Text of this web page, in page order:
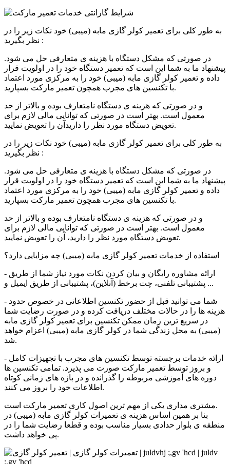
به طور کلی برای تعمیر کولر گازی مابه (میبی) خود نکات زیر را در
نظر بگیرید :
در صورتی که مشکل دستگاه با هزینه ی متعارفی حل می شود.
پیشنهاد ما به شما این است که تعمیر دستگاه خود را در اولویت قرار
داده و تعمیر کولر گازی مابه (میبی) خود را به مرکزی مورد اعتماد
با تکنسین های مجرب همچون تعمیر مارکت بسپارید.
و در صورتی که هزینه ی دستگاه نامتعارف بوده و بالاتر از حد
معمول است. بهتر است در صورتی که توانایی مالی لازم برای
تعویض دستگاه مورد نظر را دارید‌آن را تعویض نمایید.
به طور کلی برای تعمیر کولر گازی مابه (میبی) خود نکات زیر را در
نظر بگیرید :
در صورتی که مشکل دستگاه با هزینه ی متعارفی حل می شود.
پیشنهاد ما به شما این است که تعمیر دستگاه خود را در اولویت قرار
داده و تعمیر کولر گازی مابه (میبی) خود را به مرکزی مورد اعتماد
با تکنسین های مجرب همچون تعمیر مارکت بسپارید.
و در صورتی که هزینه ی دستگاه نامتعارف بوده و بالاتر از حد
معمول است. بهتر است در صورتی که توانایی مالی لازم برای
تعویض دستگاه مورد نظر را دارید، ‌آن را تعویض نمایید.
استفاده از خدمات تعمیر کولر گازی مابه (میبی) چه مزایایی دارد؟
- ارائه مشاوره رایگان و بیان کردن نکات مورد نیاز شما از طریق
پشتیبانی تلفنی، چت برخط (آنلاین)، پشتیبانی از طریق ایمیل و ...
- شما می توانید قبل از حضور تکنسین اطلاعاتی در خصوص حدود
هزینه ها را در حالات مختلف دریافت کرده و در صورت رضایت شما
در سریع ترین زمان ممکن تکنسین برای تعمیر کولر گازی مابه
(میبی) به محل زندگی شما در کولر گازی مابه (میبی) اعزام خواهد
شد.
- ارائه خدمات برجسته توسط تکنسین های مجرب با تجهیزات کامل
و بروز توسط تعمیر مارکت صورت می پذیرد. تمامی تکنسین ها
دوره های آموزشی مربوطه را گذرانده و در بازه های زمانی کوتاه
اطلاعات خود را بروز می کنند.
مشتری مداری یکی از مهم ترین اصول کاری تعمیر مارکت است.
بنا بر همین اساس هزینه ی تعمیرات کولر گازی مابه (میبی) در
منطقه ی بلوار حدادی بسیار مناسب بوده و قطعا رضایت شما را در
پی خواهد داشت.